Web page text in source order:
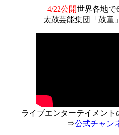
4/22公開世界各地で
太鼓芸能集団「鼓童
ライブエンターテイメン
⇒公式チャン